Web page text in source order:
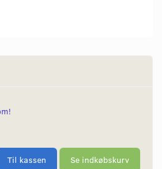
Til kassen Se indkøbskurv